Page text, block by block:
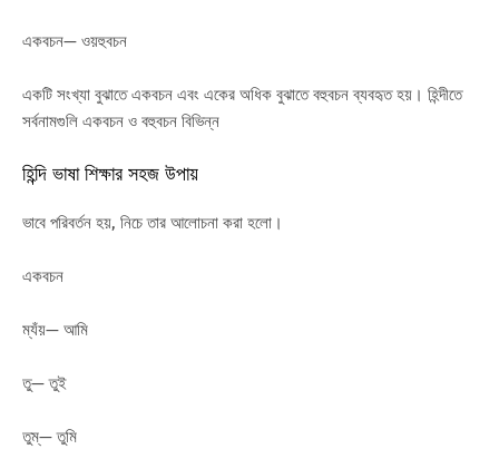
একবচন— ওয়হুবচন
একটি সংখ্যা বুঝাতে একবচন এবং একের অধিক বুঝাতে বহুবচন ব্যবহৃত হয়। হিন্দীতে
সর্বনামগুলি একবচন ও বহুবচন বিভিন্ন
হিন্দি ভাষা শিক্ষার সহজ উপায়
ভাবে পরিবর্তন হয়, নিচে তার আলোচনা করা হলো।
একবচন
ম্যঁয়— আমি
তু— তুই
তুম্— তুমি